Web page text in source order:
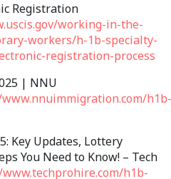
Registration
working-in-the-
workers/h-1b-specialty-
registration-process
| NNU
h1b-
Key Updates, Lottery
You Need to Know! – Tech
h1b-